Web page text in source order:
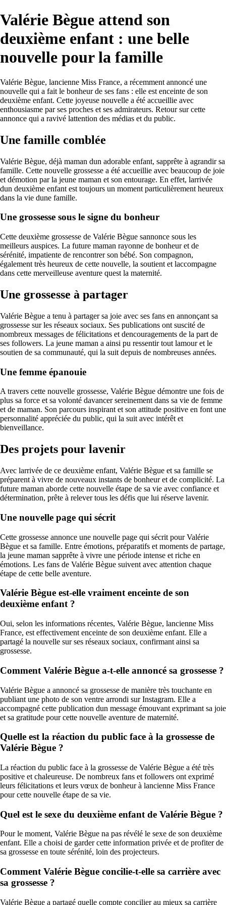
Valérie Bègue attend son
deuxième enfant : une belle
nouvelle pour la famille
Valérie Bègue, lancienne Miss France, a récemment annoncé une
nouvelle qui a fait le bonheur de ses fans : elle est enceinte de son
deuxième enfant. Cette joyeuse nouvelle a été accueillie avec
enthousiasme par ses proches et ses admirateurs. Retour sur cette
annonce qui a ravivé lattention des médias et du public.
Une famille comblée
Valérie Bègue, déjà maman dun adorable enfant, sapprête à agrandir sa
famille. Cette nouvelle grossesse a été accueillie avec beaucoup de joie
et démotion par la jeune maman et son entourage. En effet, larrivée
dun deuxième enfant est toujours un moment particulièrement heureux
dans la vie dune famille.
Une grossesse sous le signe du bonheur
Cette deuxième grossesse de Valérie Bègue sannonce sous les
meilleurs auspices. La future maman rayonne de bonheur et de
sérénité, impatiente de rencontrer son bébé. Son compagnon,
également très heureux de cette nouvelle, la soutient et laccompagne
dans cette merveilleuse aventure quest la maternité.
Une grossesse à partager
Valérie Bègue a tenu à partager sa joie avec ses fans en annonçant sa
grossesse sur les réseaux sociaux. Ses publications ont suscité de
nombreux messages de félicitations et dencouragements de la part de
ses followers. La jeune maman a ainsi pu ressentir tout lamour et le
soutien de sa communauté, qui la suit depuis de nombreuses années.
Une femme épanouie
A travers cette nouvelle grossesse, Valérie Bègue démontre une fois de
plus sa force et sa volonté davancer sereinement dans sa vie de femme
et de maman. Son parcours inspirant et son attitude positive en font une
personnalité appréciée du public, qui la suit avec intérêt et
bienveillance.
Des projets pour lavenir
Avec larrivée de ce deuxième enfant, Valérie Bègue et sa famille se
préparent à vivre de nouveaux instants de bonheur et de complicité. La
future maman aborde cette nouvelle étape de sa vie avec confiance et
détermination, prête à relever tous les défis que lui réserve lavenir.
Une nouvelle page qui sécrit
Cette grossesse annonce une nouvelle page qui sécrit pour Valérie
Bègue et sa famille. Entre émotions, préparatifs et moments de partage,
la jeune maman sapprête à vivre une période intense et riche en
émotions. Les fans de Valérie Bègue suivent avec attention chaque
étape de cette belle aventure.
Valérie Bègue est-elle vraiment enceinte de son
deuxième enfant ?
Oui, selon les informations récentes, Valérie Bègue, lancienne Miss
France, est effectivement enceinte de son deuxième enfant. Elle a
partagé la nouvelle sur ses réseaux sociaux, confirmant ainsi sa
grossesse.
Comment Valérie Bègue a-t-elle annoncé sa grossesse ?
Valérie Bègue a annoncé sa grossesse de manière très touchante en
publiant une photo de son ventre arrondi sur Instagram. Elle a
accompagné cette publication dun message émouvant exprimant sa joie
et sa gratitude pour cette nouvelle aventure de maternité.
Quelle est la réaction du public face à la grossesse de
Valérie Bègue ?
La réaction du public face à la grossesse de Valérie Bègue a été très
positive et chaleureuse. De nombreux fans et followers ont exprimé
leurs félicitations et leurs vœux de bonheur à lancienne Miss France
pour cette nouvelle étape de sa vie.
Quel est le sexe du deuxième enfant de Valérie Bègue ?
Pour le moment, Valérie Bègue na pas révélé le sexe de son deuxième
enfant. Elle a choisi de garder cette information privée et de profiter de
sa grossesse en toute sérénité, loin des projecteurs.
Comment Valérie Bègue concilie-t-elle sa carrière avec
sa grossesse ?
Valérie Bègue a partagé quelle compte concilier au mieux sa carrière